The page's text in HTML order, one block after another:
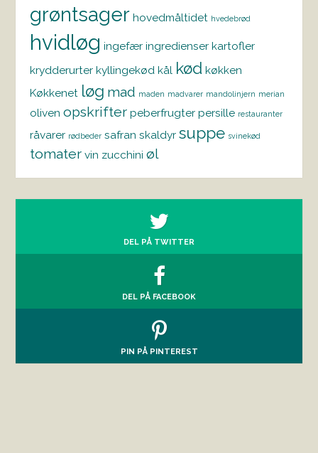
grøntsager hovedmåltidet hvedebrød
hvidløg ingefær ingredienser kartofler
krydderurter kyllingekød kål kød køkken
Køkkenet løg mad maden madvarer mandolinjern merian
oliven opskrifter peberfrugter persille restauranter
råvarer rødbeder safran skaldyr suppe svinekød
tomater vin zucchini øl
DEL PÅ TWITTER
DEL PÅ FACEBOOK
PIN PÅ PINTEREST